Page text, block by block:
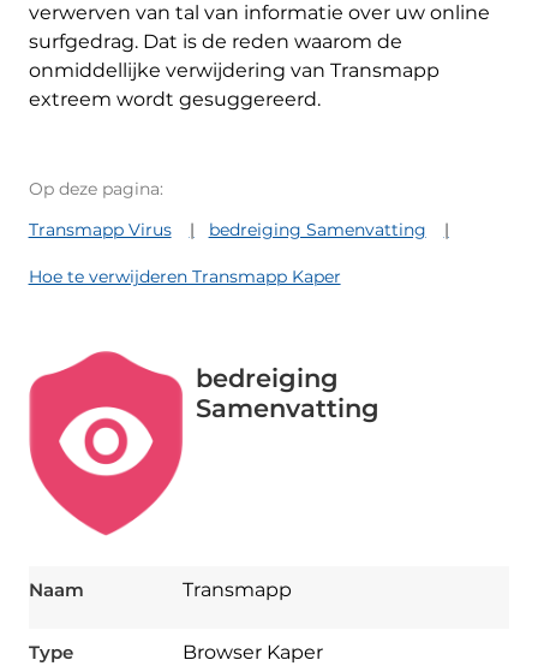
verwerven van tal van informatie over uw online
surfgedrag. Dat is de reden waarom de
onmiddellijke verwijdering van Transmapp
extreem wordt gesuggereerd.
Op deze pagina:
Transmapp Virus
bedreiging Samenvatting
Hoe te verwijderen Transmapp Kaper
bedreiging
Samenvatting
Naam Transmapp
Type Browser Kaper